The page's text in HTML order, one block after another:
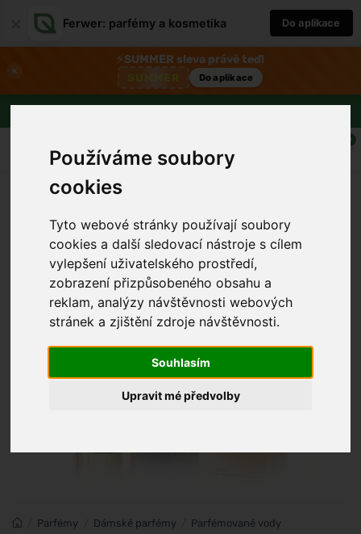
Používáme soubory
cookies
Tyto webové stránky používají soubory
cookies a další sledovací nástroje s cílem
vylepšení uživatelského prostředí,
zobrazení přizpůsobeného obsahu a
reklam, analýzy návštěvnosti webových
stránek a zjištění zdroje návštěvnosti.
Souhlasím
Upravit mé předvolby
Ferwer: parfémy a kosmetika Do aplikace
×
⚡SUMMER sleva právě teď!
Do aplikace
0
Parfémy Dámské parfémy Parfémované vody